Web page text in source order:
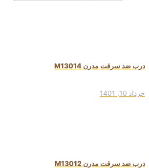
درب ضد سرقت مدرن M13014
خرداد 10, 1401
درب ضد سرقت مدرن M13012